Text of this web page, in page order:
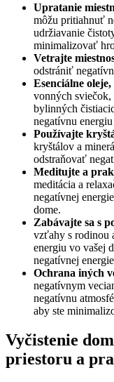
Upratanie
môžu pritiahnuť
udržiavanie
minimalizovať
Vetrajte
odstrániť
Esenciálne
vonných sviečok,
bylinných
negatívnu
Používajte
kryštálov a
odstraňovať
Meditujte a
meditácia a
negatívnej
dome.
Zabávajte sa s
vzťahy s rodinou
energiu vo vašej
negatívnej
Ochrana iných
negatívnym
negatívnu
aby ste
Vyčistenie
priestoru a